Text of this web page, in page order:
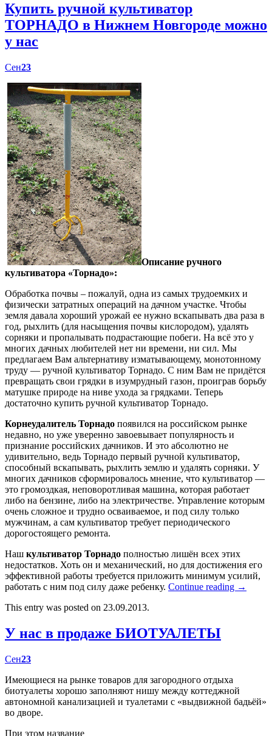
Купить ручной культиватор
ТОРНАДО в Нижнем Новгороде можно
у нас
Сен23
Описание ручного
культиватора «Торнадо»:
Обработка почвы – пожалуй, одна из самых трудоемких и
физически затратных операций на дачном участке. Чтобы
земля давала хороший урожай ее нужно вскапывать два раза в
год, рыхлить (для насыщения почвы кислородом), удалять
сорняки и пропалывать подрастающие побеги. На всё это у
многих дачных любителей нет ни времени, ни сил. Мы
предлагаем Вам альтернативу изматывающему, монотонному
труду — ручной культиватор Торнадо. С ним Вам не придётся
превращать свои грядки в изумрудный газон, проиграв борьбу
матушке природе на ниве ухода за грядками. Теперь
достаточно купить ручной культиватор Торнадо.
Корнеудалитель Торнадо появился на российском рынке
недавно, но уже уверенно завоевывает популярность и
признание российских дачников. И это абсолютно не
удивительно, ведь Торнадо первый ручной культиватор,
способный вскапывать, рыхлить землю и удалять сорняки. У
многих дачников сформировалось мнение, что культиватор —
это громоздкая, неповоротливая машина, которая работает
либо на бензине, либо на электричестве. Управление которым
очень сложное и трудно осваиваемое, и под силу только
мужчинам, а сам культиватор требует периодического
дорогостоящего ремонта.
Наш культиватор Торнадо полностью лишён всех этих
недостатков. Хоть он и механический, но для достижения его
эффективной работы требуется приложить минимум усилий,
работать с ним под силу даже ребенку. Continue reading →
This entry was posted on 23.09.2013.
У нас в продаже БИОТУАЛЕТЫ
Сен23
Имеющиеся на рынке товаров для загородного отдыха
биотуалеты хорошо заполняют нишу между коттеджной
автономной канализацией и туалетами с «выдвижной бадьёй»
во дворе.
При этом название